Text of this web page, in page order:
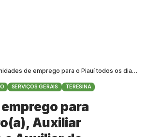
Vagas Piauí - Oportunidades de emprego para o Piauí todos os dias>
SERVIÇOS GERAIS TERESINA
para
Auxiliar